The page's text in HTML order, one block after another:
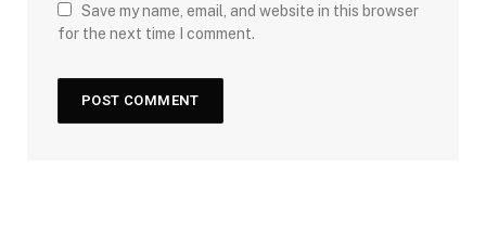
Save my name, email, and website in this browser
for the next time I comment.